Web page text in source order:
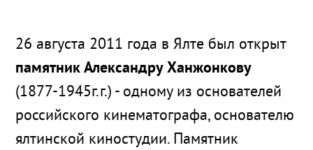
26 августа 2011 года в Ялте был открыт
памятник Александру Ханжонкову
(1877-1945г.г.) - одному из основателей
российского кинематографа, основателю
ялтинской киностудии. Памятник